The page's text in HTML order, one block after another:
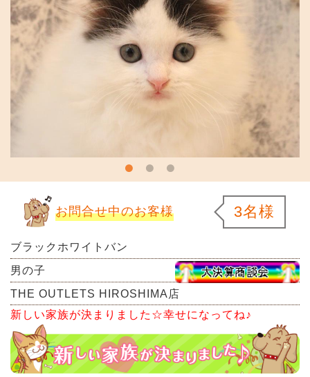
お問合せ中のお客様 3名様
ブラックホワイトバン
男の子
THE OUTLETS HIROSHIMA店
新しい家族が決まりました☆幸せになってね♪